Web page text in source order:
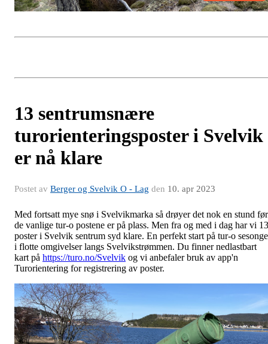
13 sentrumsnære
turorienteringsposter i Svelvik
er nå klare
Postet av Berger og Svelvik O - Lag den 10. apr 2023
Med fortsatt mye snø i Svelvikmarka så drøyer det nok en stund før
de vanlige tur-o postene er på plass. Men fra og med i dag har vi 13
poster i Svelvik sentrum syd klare. En perfekt start på tur-o
i flotte omgivelser langs Svelvikstrømmen. Du finner nedlastbart
kart på https://turo.no/Svelvik og vi anbefaler bruk av app'n
Turorientering for registrering av poster.